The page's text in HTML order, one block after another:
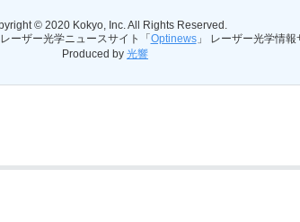
© 2020 Kokyo, Inc. All Rights Reserved.
ーザー光学ニュースサイト「 Optinews」 レーザー光学情報
Produced by 光響